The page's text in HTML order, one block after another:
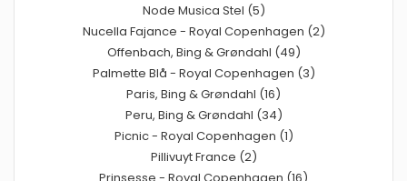
Node Musica Stel (5)
Nucella Fajance - Royal Copenhagen (2)
Offenbach, Bing & Grøndahl (49)
Palmette Blå - Royal Copenhagen (3)
Paris, Bing & Grøndahl (16)
Peru, Bing & Grøndahl (34)
Picnic - Royal Copenhagen (1)
Pillivuyt France (2)